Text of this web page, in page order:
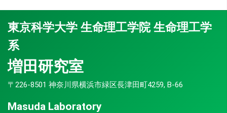
東京科学大学 生命理工学院 生命理工学
系
増田研究室
〒226-8501 神奈川県横浜市緑区長津田町4259, B-66
Masuda Laboratory